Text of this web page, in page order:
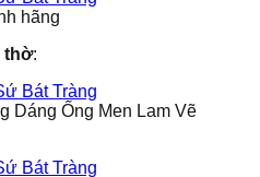
hãng
thờ:
Dáng Ống Men Lam Vẽ